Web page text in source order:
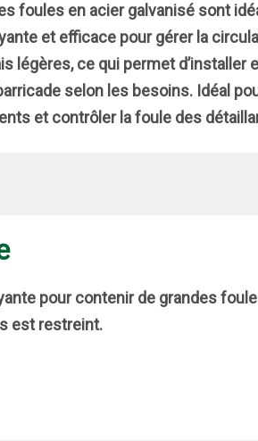
foules en acier galvanisé sont
et efficace pour gérer la
légères, ce qui permet d’installer
selon les besoins. Idéal
et contrôler la foule des
pour contenir de grandes
est restreint.